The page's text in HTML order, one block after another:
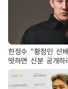
한정수 "황정민 선
떳하면 신분 공개하